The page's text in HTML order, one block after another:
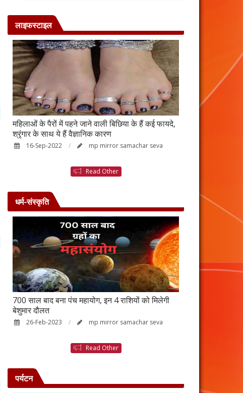
लाइफस्टाइल
महिलाओं के पैरों में पहने जाने वाली बिछिया के हैं कई फायदे,
श्रृंगार के साथ ये हैं वैज्ञानिक कारण
16-Sep-2022 mp mirror samachar seva
Read Other
धर्म-संस्कृति
700 साल बाद बना पंच महायोग, इन 4 राशियों को मिलेगी
बेशुमार दौलत
26-Feb-2023 mp mirror samachar seva
Read Other
पर्यटन